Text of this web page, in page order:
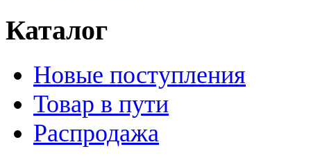
Каталог
Новые поступления
Товар в пути
Распродажа